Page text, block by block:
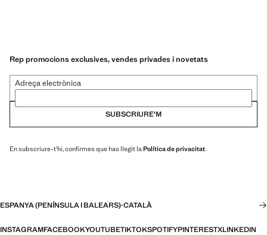
Rep promocions exclusives, vendes privades i novetats
Adreça electrònica
SUBSCRIURE'M
En subscriure-t'hi, confirmes que has llegit la Política de privacitat.
ESPANYA (PENÍNSULA I BALEARS)·CATALÀ
INSTAGRAMFACEBOOKYOUTUBETIKTOKSPOTIFYPINTERESTXLINKEDIN